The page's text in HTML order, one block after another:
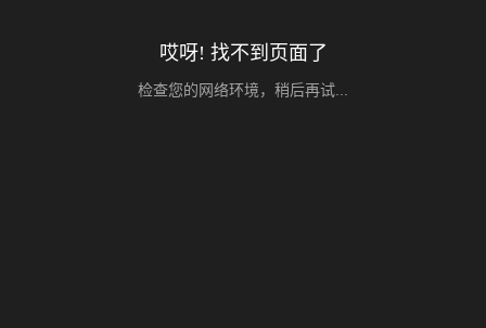
哎呀! 找不到页面了
检查您的网络环境，稍后再试...